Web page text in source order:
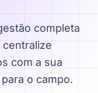
completa
centralize
com a sua
o campo.